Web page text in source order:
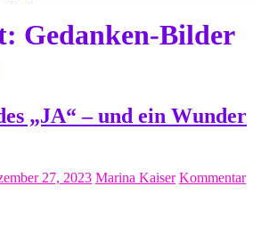
Gedanken-Bilder
„JA“ – und ein Wunder
27, 2023 Marina Kaiser Kommentar